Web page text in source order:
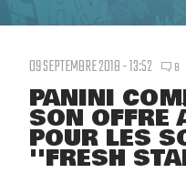
09 SEPTEMBRE 2018 - 13:52 8
PANINI
SON OFFRE
POUR LES
''FRESH